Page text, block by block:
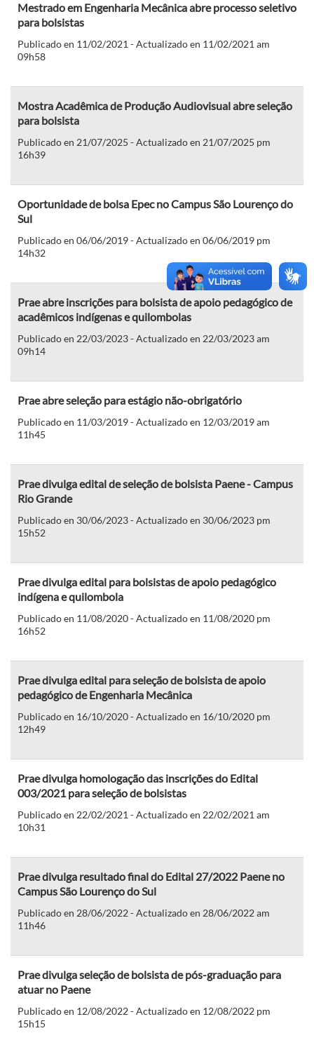
Mestrado em Engenharia Mecânica abre processo seletivo
para bolsistas
Publicado en 11/02/2021 - Actualizado en 11/02/2021 am
09h58
Mostra Acadêmica de Produção Audiovisual abre seleção
para bolsista
Publicado en 21/07/2025 - Actualizado en 21/07/2025 pm
16h39
Oportunidade de bolsa Epec no Campus São Lourenço do
Sul
Publicado en 06/06/2019 - Actualizado en 06/06/2019 pm
14h32
Prae abre inscrições para bolsista de apoio pedagógico de
acadêmicos indígenas e quilombolas
Publicado en 22/03/2023 - Actualizado en 22/03/2023 am
09h14
Prae abre seleção para estágio não-obrigatório
Publicado en 11/03/2019 - Actualizado en 12/03/2019 am
11h45
Prae divulga edital de seleção de bolsista Paene - Campus
Rio Grande
Publicado en 30/06/2023 - Actualizado en 30/06/2023 pm
15h52
Prae divulga edital para bolsistas de apoio pedagógico
indígena e quilombola
Publicado en 11/08/2020 - Actualizado en 11/08/2020 pm
16h52
Prae divulga edital para seleção de bolsista de apoio
pedagógico de Engenharia Mecânica
Publicado en 16/10/2020 - Actualizado en 16/10/2020 pm
12h49
Prae divulga homologação das inscrições do Edital
003/2021 para seleção de bolsistas
Publicado en 22/02/2021 - Actualizado en 22/02/2021 am
10h31
Prae divulga resultado final do Edital 27/2022 Paene no
Campus São Lourenço do Sul
Publicado en 28/06/2022 - Actualizado en 28/06/2022 am
11h46
Prae divulga seleção de bolsista de pós-graduação para
atuar no Paene
Publicado en 12/08/2022 - Actualizado en 12/08/2022 pm
15h15